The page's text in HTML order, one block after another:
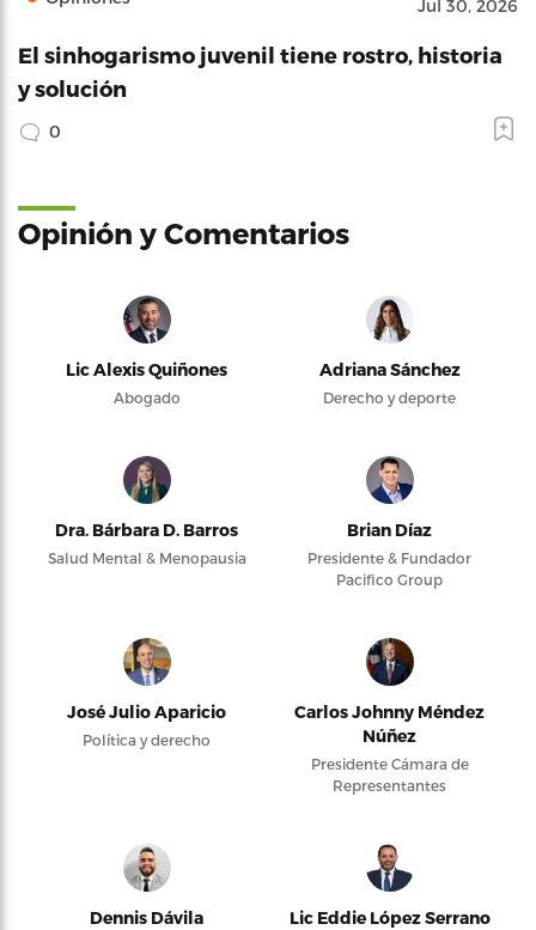
Jul 30, 2026
El sinhogarismo juvenil tiene rostro, historia
y solución
0
Opinión y Comentarios
Lic Alexis Quiñones
Abogado
Adriana Sánchez
Derecho y deporte
Dra. Bárbara D. Barros
Salud Mental & Menopausia
Brian Díaz
Presidente & Fundador
Pacifico Group
José Julio Aparicio
Política y derecho
Carlos Johnny Méndez
Núñez
Presidente Cámara de
Representantes
Dennis Dávila Lic Eddie López Serrano